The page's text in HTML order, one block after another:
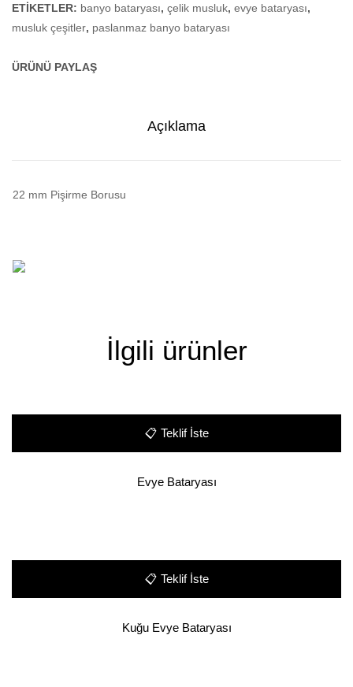
ETIKETLER: banyo bataryası, çelik musluk, evye bataryası,
musluk çeşitler, paslanmaz banyo bataryası
ÜRÜNÜ PAYLAŞ
Açıklama
22 mm Pişirme Borusu
İlgili ürünler
📋 Teklif İste
Evye Bataryası
📋 Teklif İste
Kuğu Evye Bataryası